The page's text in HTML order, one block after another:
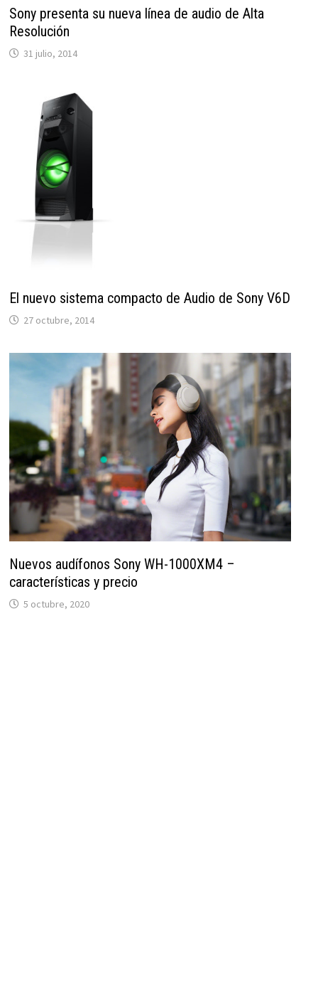
Sony presenta su nueva línea de audio de Alta
Resolución
31 julio, 2014
El nuevo sistema compacto de Audio de Sony V6D
27 octubre, 2014
Nuevos audífonos Sony WH-1000XM4 –
características y precio
5 octubre, 2020